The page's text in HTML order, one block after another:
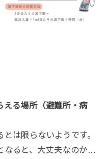
える場所（避難所・病
は限らないようです。
なると、大丈夫なのか…